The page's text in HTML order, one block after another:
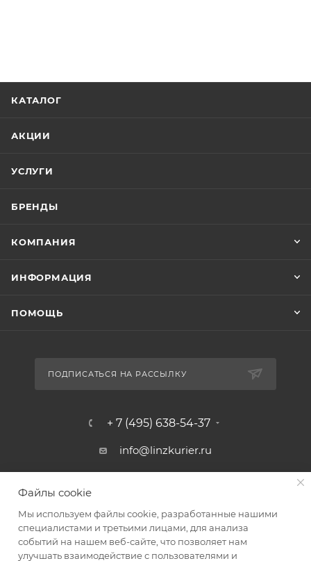
КАТАЛОГ
АКЦИИ
УСЛУГИ
БРЕНДЫ
КОМПАНИЯ
ИНФОРМАЦИЯ
ПОМОЩЬ
ПОДПИСАТЬСЯ НА РАССЫЛКУ
+ 7 (495) 638-54-37
info@linzkurier.ru
Файлы cookie
Мы используем файлы cookie, разработанные нашими
специалистами и третьими лицами, для анализа
событий на нашем веб-сайте, что позволяет нам
улучшать взаимодействие с пользователями и